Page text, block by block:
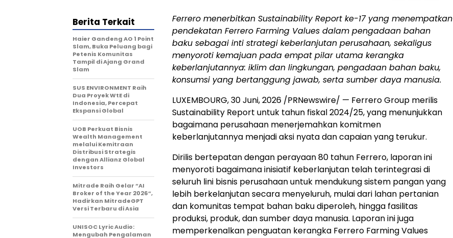
Ferrero menerbitkan Sustainability Report ke-17 yang menempatkan
pendekatan Ferrero Farming Values dalam pengadaan bahan
baku sebagai inti strategi keberlanjutan perusahaan, sekaligus
menyoroti kemajuan pada empat pilar utama kerangka
keberlanjutannya: iklim dan lingkungan, pengadaan bahan baku,
konsumsi yang bertanggung jawab, serta sumber daya manusia.
LUXEMBOURG,30 Juni, 2026 /PRNewswire/ — Ferrero Group merilis
Sustainability Report untuk tahun fiskal 2024/25, yang menunjukkan
bagaimana perusahaan menerjemahkan komitmen
keberlanjutannya menjadi aksi nyata dan capaian yang terukur.
Dirilis bertepatan dengan perayaan 80 tahun Ferrero, laporan ini
menyoroti bagaimana inisiatif keberlanjutan telah terintegrasi di
seluruh lini bisnis perusahaan untuk mendukung sistem pangan yang
lebih berkelanjutan secara menyeluruh, mulai dari lahan pertanian
dan komunitas tempat bahan baku diperoleh, hingga fasilitas
produksi, produk, dan sumber daya manusia. Laporan ini juga
memperkenalkan penguatan kerangka Ferrero Farming Values
Berita Terkait
Haier Gandeng AO 1 Point
Slam, Buka Peluang bagi
Petenis Komunitas
Tampil di Ajang Grand
Slam
SUS ENVIRONMENT Raih
Dua Proyek WtE di
Indonesia, Percepat
Ekspansi Global
UOB Perkuat Bisnis
Wealth Management
melalui Kemitraan
Distribusi Strategis
dengan Allianz Global
Investors
Mitrade Raih Gelar “AI
Broker of the Year 2026”,
Hadirkan MitradeGPT
Versi Terbaru di Asia
UNISOC Lyric Audio:
Mengubah Pengalaman